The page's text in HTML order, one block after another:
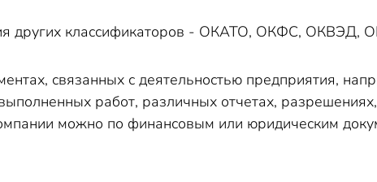
других классификаторов - ОКАТО, ОКФС,
связанных с деятельностью предприятия,
работ, различных отчетах,
можно по финансовым или юридическим